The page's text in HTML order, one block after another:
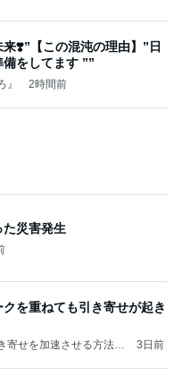
❣️”【この混沌の理由】”⽇
をしてます ””
2時間前
災害発生
を重ねても引き寄せが起き
寄せを加速させる方法：
3日前